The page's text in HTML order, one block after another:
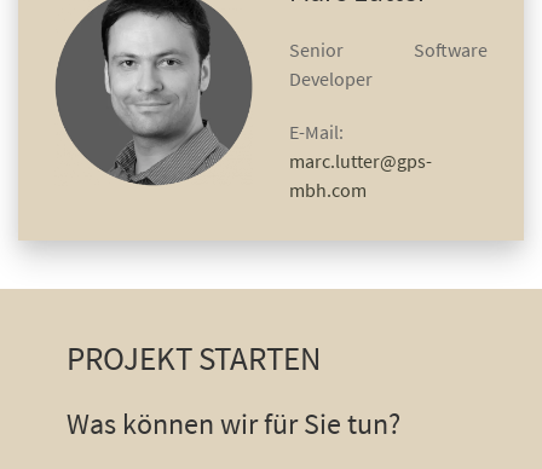
Senior Software
Developer
E-Mail:
marc.lutter@gps-
mbh.com
PROJEKT STARTEN
Was können wir für Sie tun?